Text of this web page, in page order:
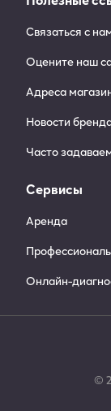
©
Связаться с
Оцените наш
Адреса
Новости
Часто
Сервисы
Аренда
Онлайн-